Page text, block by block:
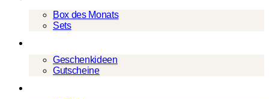
Box des Monats
Sets
Geschenkideen
Gutscheine